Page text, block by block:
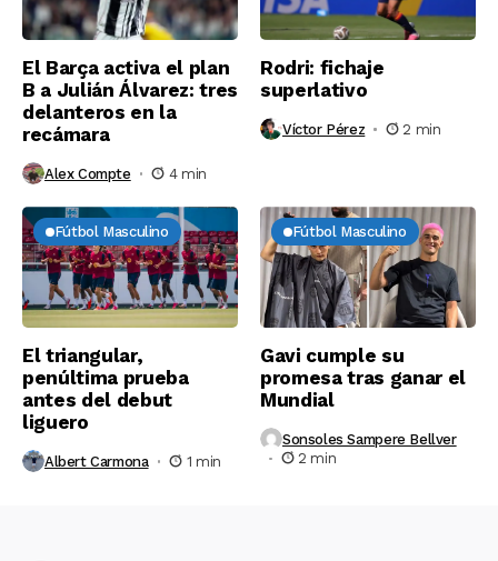
El Barça activa el plan
B a Julián Álvarez: tres
delanteros en la
recámara
Alex Compte 4 min
Rodri: fichaje
superlativo
Víctor Pérez 2 min
Fútbol Masculino
El triangular,
penúltima prueba
antes del debut
liguero
Albert Carmona 1 min
Fútbol Masculino
Gavi cumple su
promesa tras ganar el
Mundial
Sonsoles Sampere Bellver
2 min